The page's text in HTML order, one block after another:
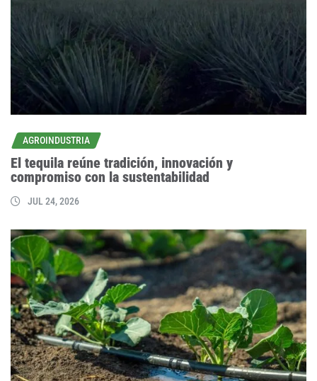
AGROINDUSTRIA
El tequila reúne tradición, innovación y
compromiso con la sustentabilidad
JUL 24, 2026